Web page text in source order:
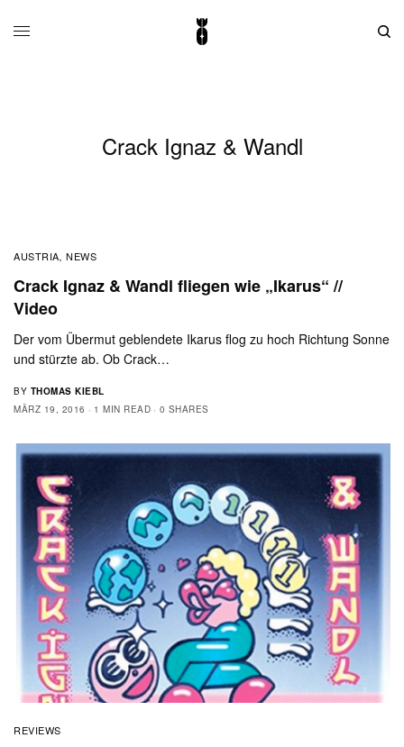
Crack Ignaz & Wandl
AUSTRIA, NEWS
Crack Ignaz & Wandl fliegen wie „Ikarus“ //
Video
Der vom Übermut geblendete Ikarus flog zu hoch Richtung Sonne
und stürzte ab. Ob Crack…
BY THOMAS KIEBL
MÄRZ 19, 2016
1 MIN READ 0 SHARES
REVIEWS